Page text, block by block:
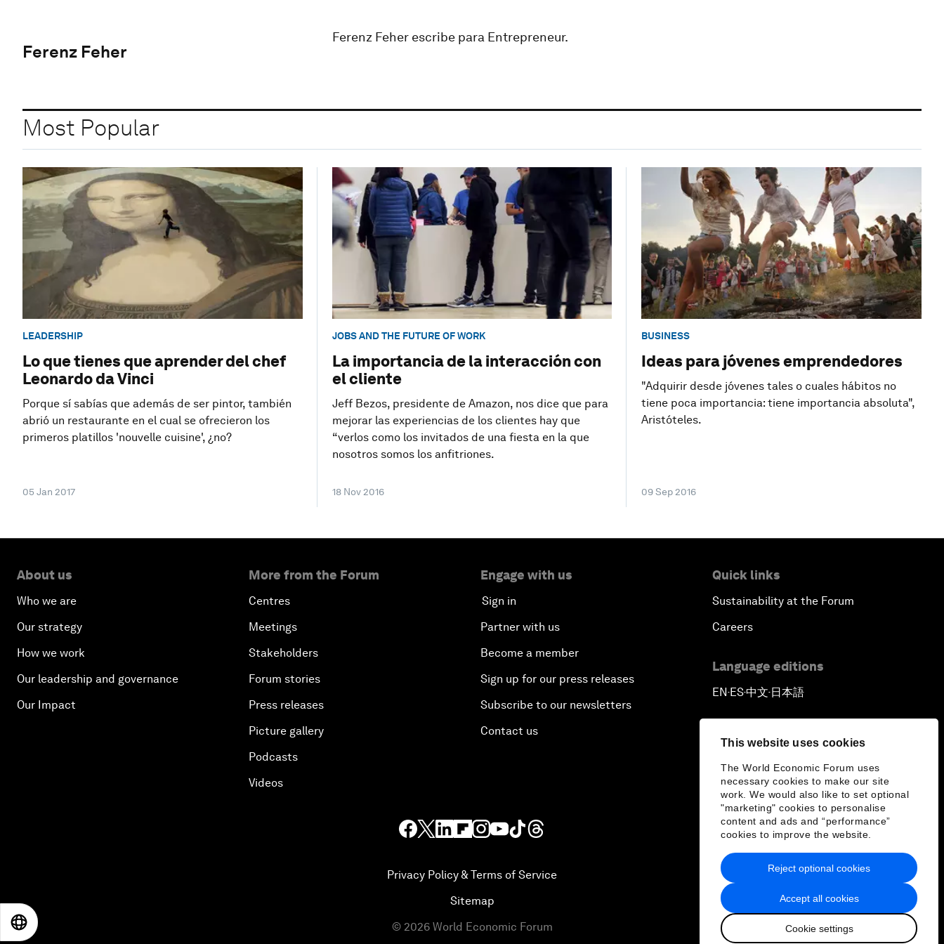
This website uses cookies
The World Economic Forum uses
necessary cookies to make our site
work. We would also like to set optional
"marketing" cookies to personalise
content and ads and “performance”
cookies to improve the website.
Accept all cookies
Cookie settings
Reject optional cookies
Ferenz Feher
Ferenz Feher escribe para Entrepreneur.
Most Popular
LEADERSHIP
Lo que tienes que aprender del chef
Leonardo da Vinci
Porque sí sabías que además de ser pintor, también
abrió un restaurante en el cual se ofrecieron los
primeros platillos 'nouvelle cuisine', ¿no?
05 Jan 2017
JOBS AND THE FUTURE OF WORK
La importancia de la interacción con
el cliente
Jeff Bezos, presidente de Amazon, nos dice que para
mejorar las experiencias de los clientes hay que
“verlos como los invitados de una fiesta en la que
nosotros somos los anfitriones.
18 Nov 2016
BUSINESS
Ideas para jóvenes emprendedores
"Adquirir desde jóvenes tales o cuales hábitos no
tiene poca importancia: tiene importancia absoluta",
Aristóteles.
09 Sep 2016
About us
Who we are
Our strategy
How we work
Our leadership and governance
Our Impact
More from the Forum
Centres
Meetings
Stakeholders
Forum stories
Press releases
Picture gallery
Podcasts
Videos
Engage with us
Sign in
Partner with us
Become a member
Sign up for our press releases
Subscribe to our newsletters
Contact us
Quick links
Sustainability at the Forum
Careers
Language editions
EN ▪ ES▪中文▪ 日本語
Privacy Policy & Terms of Service
Sitemap
© 2026 World Economic Forum